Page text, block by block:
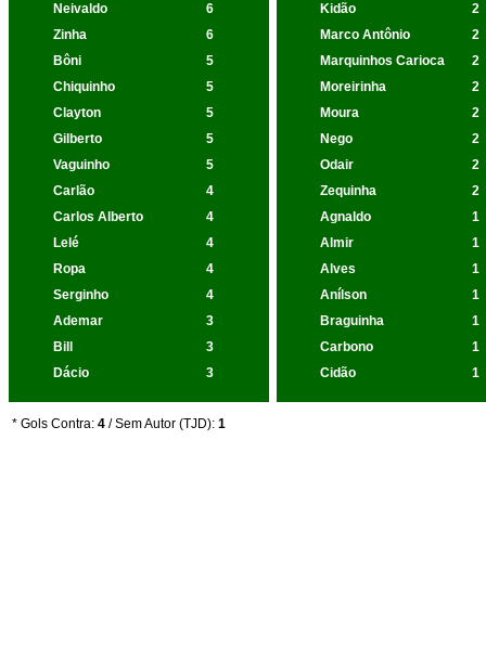
Neivaldo
6 Kidão
2
Zinha
6 Marco Antônio
2
Bôni
5 Marquinhos Carioca
2
Chiquinho
5 Moreirinha
2
Clayton
5 Moura
2
Gilberto
5 Nego
2
Vaguinho
5 Odair
2
Carlão
4 Zequinha
2
Carlos Alberto
4 Agnaldo
1
Lelé
4 Almir
1
Ropa
4 Alves
1
Serginho
4 Anílson
1
Ademar
3 Braguinha
1
Bill
3 Carbono
1
Dácio
3 Cidão 1
* Gols Contra: 4 / Sem Autor (TJD): 1